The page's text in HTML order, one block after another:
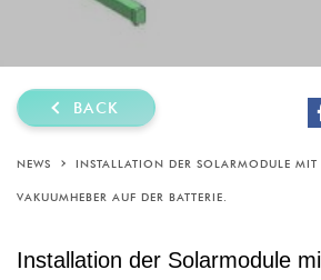
BACK
NEWS INSTALLATION DER SOLARMODULE MIT
VAKUUMHEBER AUF DER BATTERIE.
Installation der Solarmodule